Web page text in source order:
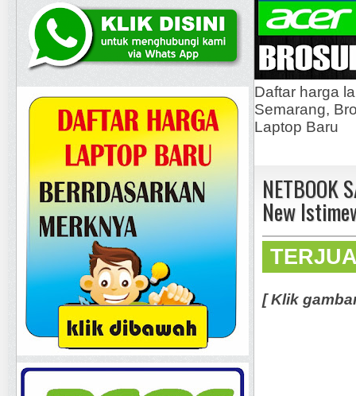
Daftar harga
Semarang,
Laptop Baru
NETBOOK
New
[ Klik